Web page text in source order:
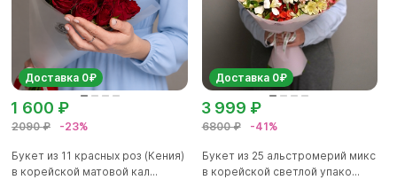
Доставка 0₽
2090 ₽ -23%
1 600 ₽
Букет из 11 красных роз (Кения)
в корейской матовой кал...
Доставка 0₽
6800 ₽ -41%
3 999 ₽
Букет из 25 альстромерий микс
в корейской светлой упако...